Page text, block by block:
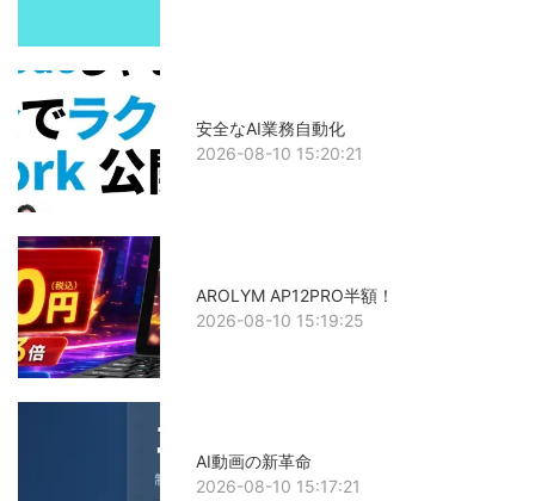
安全なAI業務自動化
2026-08-10 15:20:21
AROLYM AP12PRO半額！
2026-08-10 15:19:25
AI動画の新革命
2026-08-10 15:17:21